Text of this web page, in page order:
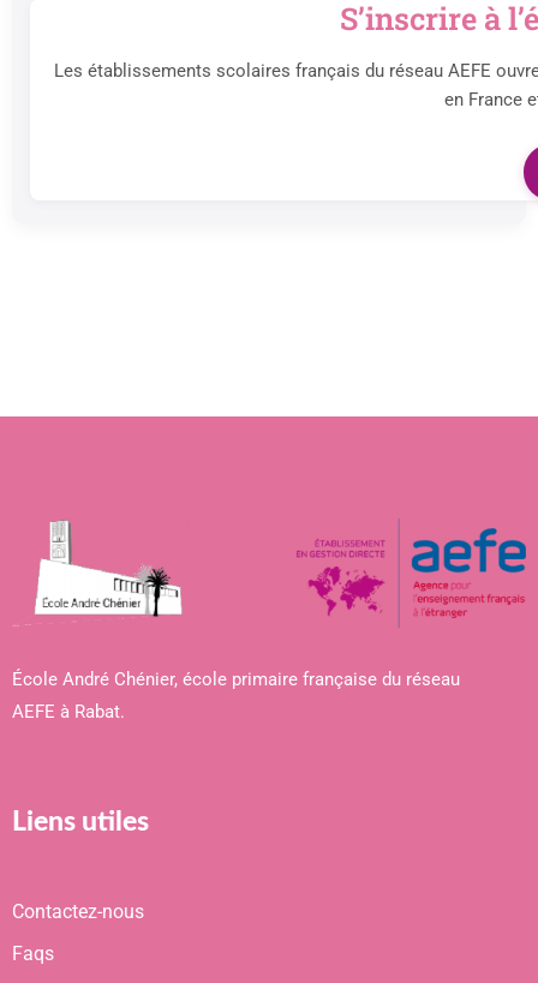
S’inscrire à
Les établissements scolaires français du réseau AEFE
en France
École André Chénier, école primaire française du réseau
AEFE à Rabat.
Liens utiles
Contactez-nous
Faqs